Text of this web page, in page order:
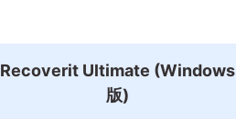
Recoverit Ultimate (Windows
版)